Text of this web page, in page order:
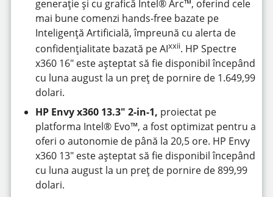
generație și cu grafică Intel® Arc™, oferind cele
mai bune comenzi hands-free bazate pe
Inteligență Artificială, împreună cu alerta de
confidențialitate bazată pe AIxxii. HP Spectre
x360 16″ este așteptat să fie disponibil începând
cu luna august la un preț de pornire de 1.649,99
dolari.
HP Envy x360 13.3″ 2-in-1, proiectat pe
platforma Intel® Evo™, a fost optimizat pentru a
oferi o autonomie de până la 20,5 ore. HP Envy
x360 13″ este așteptat să fie disponibil începând
cu luna august la un preț de pornire de 899,99
dolari.